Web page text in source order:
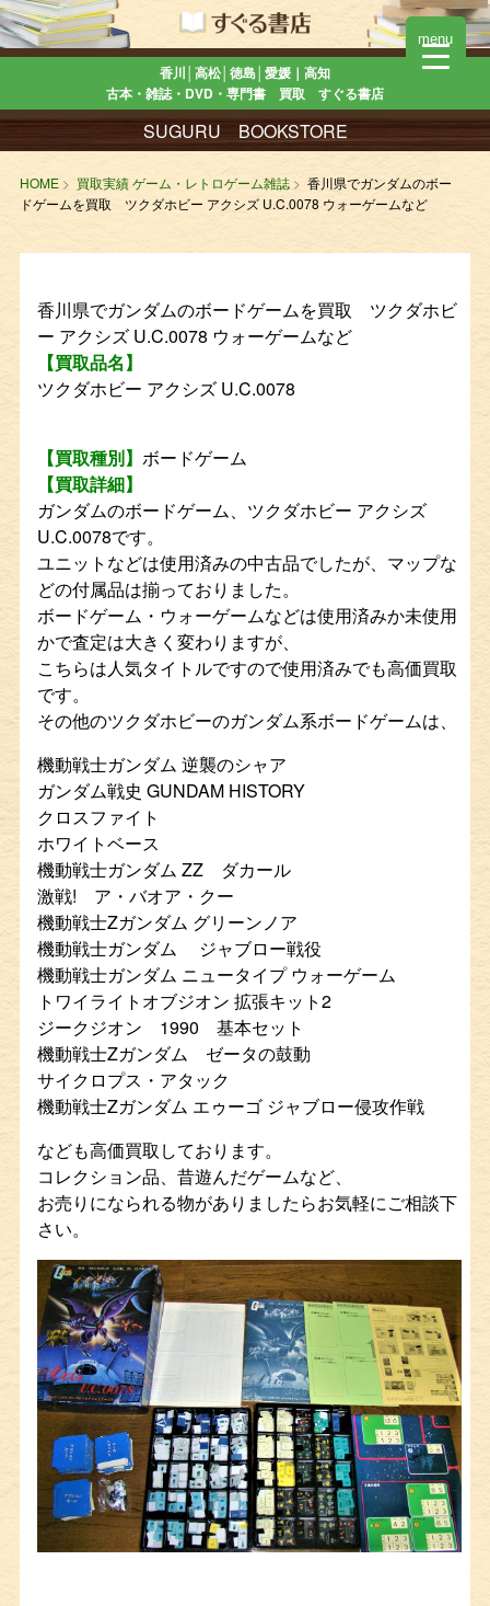
香川│高松│徳島│愛媛｜高知
古本・雑誌・DVD・専門書 買取 すぐる書店
SUGURU BOOKSTORE
HOME 買取実績 ゲーム・レトロゲーム雑誌
香川県でガンダムのボー
ドゲームを買取 ツクダホビー アクシズ U.C.0078 ウォーゲームなど
香川県でガンダムのボードゲームを買取 ツクダホビ
ー アクシズ U.C.0078 ウォーゲームなど
【買取品名】
ツクダホビー アクシズ U.C.0078
【買取種別】 ボードゲーム
【買取詳細】
ガンダムのボードゲーム、ツクダホビー アクシズ
U.C.0078です。
ユニットなどは使用済みの中古品でしたが、マップな
どの付属品は揃っておりました。
ボードゲーム・ウォーゲームなどは使用済みか未使用
かで査定は大きく変わりますが、
こちらは人気タイトルですので使用済みでも高価買取
です。
その他のツクダホビーのガンダム系ボードゲームは、
機動戦士ガンダム 逆襲のシャア
ガンダム戦史 GUNDAM HISTORY
クロスファイト
ホワイトベース
機動戦士ガンダム ZZ ダカール
激戦! ア・バオア・クー
機動戦士Zガンダム グリーンノア
機動戦士ガンダム ジャブロー戦役
機動戦士ガンダム ニュータイプ ウォーゲーム
トワイライトオブジオン 拡張キット2
ジークジオン 1990 基本セット
機動戦士Zガンダム ゼータの鼓動
サイクロプス・アタック
機動戦士Zガンダム エゥーゴ ジャブロー侵攻作戦
なども高価買取しております。
コレクション品、昔遊んだゲームなど、
お売りになられる物がありましたらお気軽にご相談下
さい。
menu